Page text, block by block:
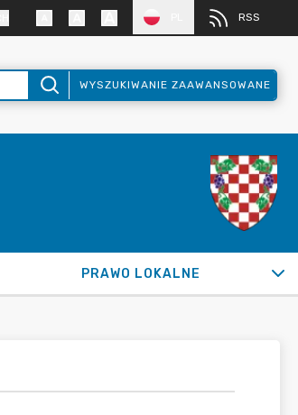
RSS
WYSZUKIWANIE ZAAWANSOWANE
PRAWO LOKALNE